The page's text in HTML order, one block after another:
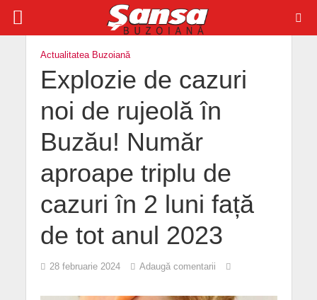
Actualitatea Buzoiană
Explozie de cazuri
noi de rujeolă în
Buzău! Număr
aproape triplu de
cazuri în 2 luni față
de tot anul 2023
28 februarie 2024 Adaugă comentarii